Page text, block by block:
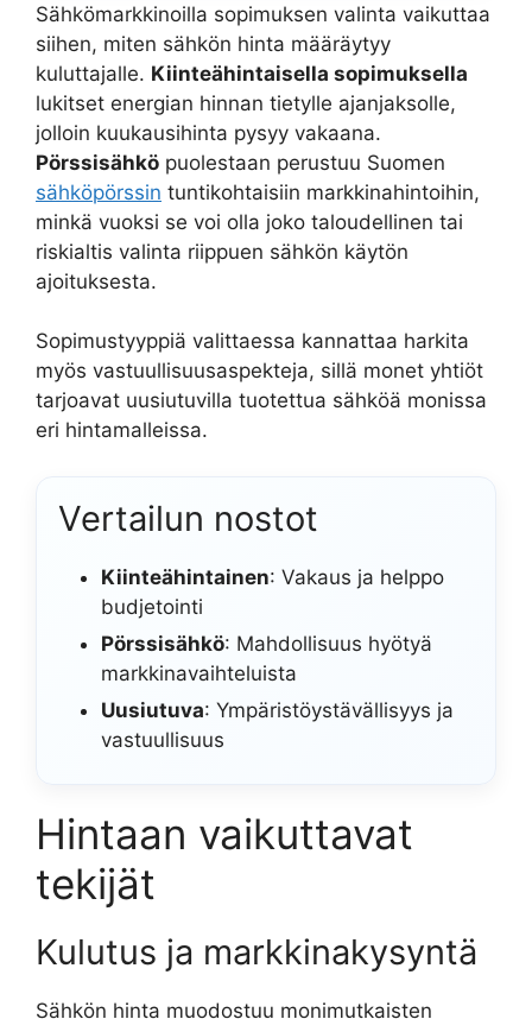
Sähkömarkkinoilla sopimuksen valinta vaikuttaa
siihen, miten sähkön hinta määräytyy
kuluttajalle. Kiinteähintaisella sopimuksella
lukitset energian hinnan tietylle ajanjaksolle,
jolloin kuukausihinta pysyy vakaana.
Pörssisähkö puolestaan perustuu Suomen
sähköpörssin tuntikohtaisiin markkinahintoihin,
minkä vuoksi se voi olla joko taloudellinen tai
riskialtis valinta riippuen sähkön käytön
ajoituksesta.
Sopimustyyppiä valittaessa kannattaa harkita
myös vastuullisuusaspekteja, sillä monet yhtiöt
tarjoavat uusiutuvilla tuotettua sähköä monissa
eri hintamalleissa.
Vertailun nostot
Kiinteähintainen: Vakaus ja helppo
budjetointi
Pörssisähkö: Mahdollisuus hyötyä
markkinavaihteluista
Uusiutuva: Ympäristöystävällisyys ja
vastuullisuus
Hintaan vaikuttavat
tekijät
Kulutus ja markkinakysyntä
Sähkön hinta muodostuu monimutkaisten